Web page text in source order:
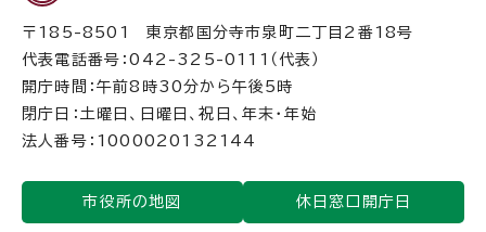
〒185-8501 東京都国分寺市泉町二丁目2番18号
代表電話番号：042-325-0111（代表）
開庁時間：午前8時30分から午後5時
閉庁日：土曜日、日曜日、祝日、年末・年始
法人番号：1000020132144
市役所の地図 休日窓口開庁日